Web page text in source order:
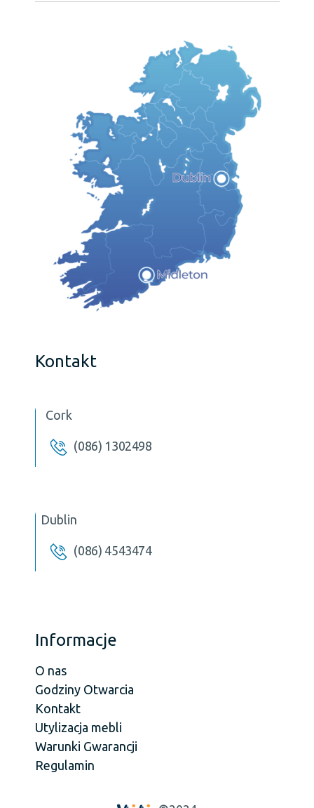
Kontakt
Cork
(086) 1302498
Dublin
(086) 4543474
Informacje
O nas
Godziny Otwarcia
Kontakt
Utylizacja mebli
Warunki Gwarancji
Regulamin